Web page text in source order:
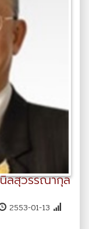
ลสุวรรณากุล
2553-01-13